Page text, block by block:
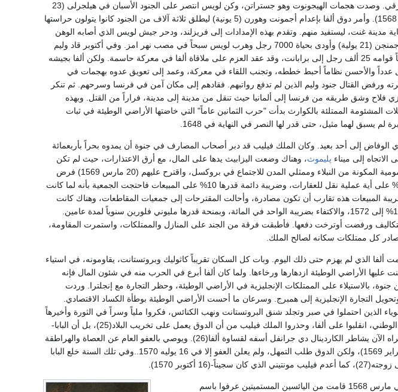
الشرقي. وصدت هجمات الهيجونوت وهو جستراتن، وكن لويس انتصر على الجنود الأسبان في هيلجرلى (23
مايو 1568). وأمر دوق ألفا بإعدام أجمونت وهورن (5 يونية) ليطلق ثلاثة آلاف من الجنود كانوا يتولون حراستها
مدينة غنت، ليستفيد منهم. وتقدم بهذه الإمدادات إلى فريزلند، ودحر جيش لويس الذي أصابه الوهن
في جمنجن (21 يولية) وأودى بحياة 7000 رجل وهرب لويس سبحاً في مصب نهر امز. وفي أكتوبر قاد وليم
جيشاً قوامه 25 ألف رجل إلى برابانت، وقد عقد العزم على ملاقاة ألفا في معركة حاسمة. ولكن ألفا بجيشه
عدداً والأحسن نظاماً أحبط خططه، وتجنب اللقاء في معركة، وعمد إلى تعويق عدوه بهجمات في
ورفض القتال جنود وليم الذين لم تدفع رواتبهم. فقادهم إلى مكان آمن في فرنسا وسرحهم. ثم تنكر
فلاح وشق طريقه من فرنسا إلى ألمانيا حيث تنقل من مدينة إلى مدينة، فراراً من القتل. وبهذه
المشئومة الممتلئة بالكوارث بدأت "حرب الثمانين عاماً" التي خاضتها الأراضي الوطيئة في ثبات
لم يسبق لهما مثيل، حتى قدر لها النصر في النهاية في 1648.
الوفاض إلى أحد بعيد. وكان الملك فيليب قد دبر أصحاب المصارف في جنوة أن يمدوه بحراً بأربعمائة
إلى ميناء پليموث، وهناك وضعت اليزابيث يدها على المال، مع أرق الاعتذارات، حيث لم تكن
تكره مساعدة وليم مقابل هذا الثمن. عندئذ دعا ألفا الجمعية العمومية المكونة من النبلاء وممثلي المدن للاجتماع في بروكسل، واقترح عليهم (20 مارس 1569) فرض
ضريبة فورية قدرها 1% على الممتلكات وضريبة دائمة قدرها 5% على أية عملية نقل للعقارات، وضريبة دائمة قدرها 10% على المبيعات فاحتجت الجمعية بأنه لما كانت
المبيعات هذه تقارب أن تكون مصادرة، وأحالت المقترحات إلى جمعيات المقاطعات، وهناك كانت
المعارضة شديدة إلى حد اضطر معه ألفا إلى إرجاء ضريبة الـ 10% إلى 1572، والاكتفاء بضريبة الواحد في المائة، وبمنحة قدرها مليوني فلورين سنوياً لمدة عامين.
ورفضت أوترخت دفعها. فأطبقت فرقة من الجند على المنازل والممتلكات، واستمرت المقاومة،
وصادر كل ممتلكات سكانه لصالح الملك.
الذي لم يهزم حتى ذلك اليوم. وبات كل السكان تقريباً كاثوليك وبروتستانت، يقاومونه، في استياء
الأراضي الوطيئة ازدهارها ورخاءها. ولما كان ألفا أبرع في الحرب منه في شئون المال فإنه
بالاستيلاء على الممتلكات الإنجليزية في الأراضي الوطيئة، وحظر التجارة مع إنجلترا. وردت
التجارة الإنجليزية إلى همبرج. وسرعان ما أحست الأراضي الوطيئة بوطأة الكساد الاقتصادي.
الذين احتملوا في صبر وتجلد شنق البروتستانت ونهب الكنائس، فكروا ملياً وسراً في الثورة وأخيرهاً
مولوها. وحتى رجال الدين الكاثوليك الذين خشوا انهيار الاقتصاد الوطني، انقلبوا على ألفا، وحذروا الملك فيليب من أن الدوق يعمل على تخريب البلاد(25)، بل أن البابا-
بيوس الخامس الذي كان قد اغتبط أيما اغتباطاً بانتصارات ألفا، نراه الآن يشاطر الكاردينال دي جرانفل أسفه لقساوة ألفا(26). ويوصي بالعفو العام عن العصاة والهراطقة
النادمين التائبين-ووافق فيليب على هذا الإجراء وأبلغ به ألفا (فبراير 1569)، ولكن الدوق طلب التمهل، ولم يعلن العفو إلا في 16 يوليه 1570..وفي تلك السنة خلع البابا
أكتوبر 1570).
وفي نفس الوقت ظهرت على المسرح قوة جديدة. وذلك أنه في مارس 1568 قامت من اليائسين المستميتين عرفوا باسم